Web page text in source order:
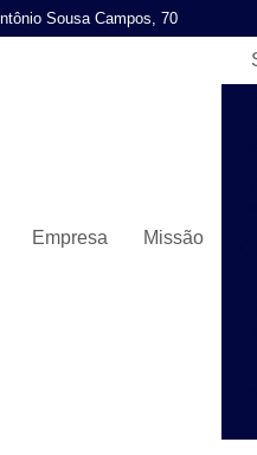
Sousa Campos, 70
Empresa Missão